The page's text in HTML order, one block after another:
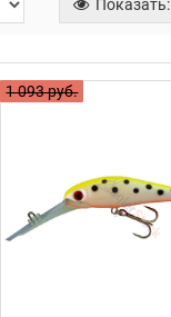
Показать:
1 093 руб.